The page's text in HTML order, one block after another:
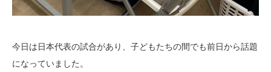
今日は日本代表の試合があり、子どもたちの間でも前日から話題
になっていました。